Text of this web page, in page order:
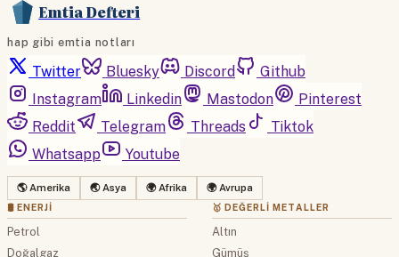
Emtia Defteri
hap gibi emtia notları
Twitter Bluesky Discord
Github
Instagram
Linkedin Mastodon
Pinterest
Reddit
Telegram Threads
Tiktok
Whatsapp
Youtube
🌎 Amerika 🌏 Asya 🌍 Afrika 🌍 Avrupa
🛢 ENERJI
Petrol
Doğalgaz
🥇 DEĞERLI METALLER
Altın
Gümüş